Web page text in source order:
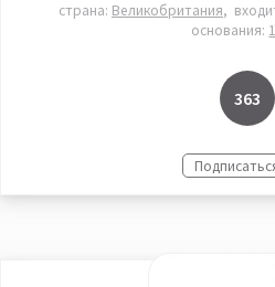
страна: Великобритания
основания:
363